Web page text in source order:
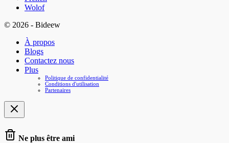
Wolof
© 2026 - Bideew
À propos
Blogs
Contactez nous
Plus
Politique de confidentialité
Conditions d'utilisation
Partenaires
Ne plus être ami